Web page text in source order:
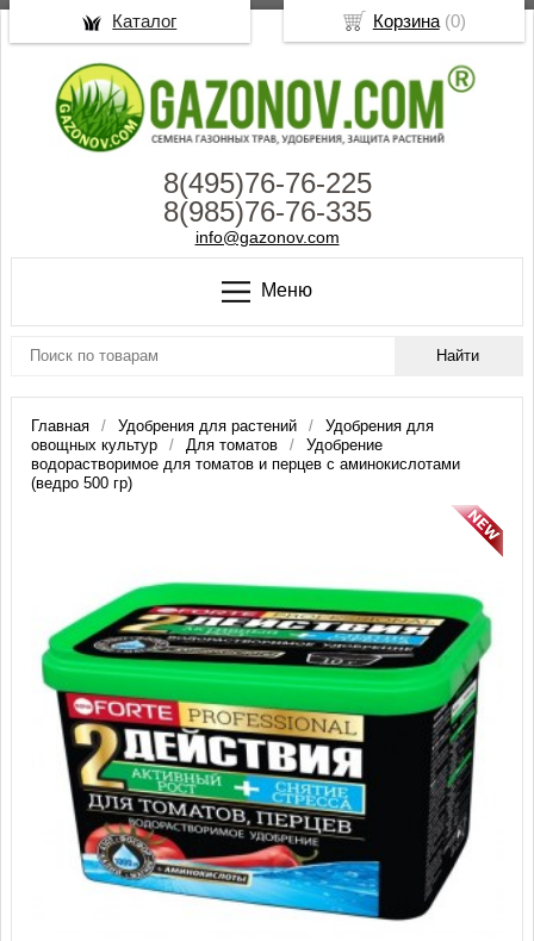
8(495)76-76-225
8(985)76-76-335
info@gazonov.com
Меню
Главная Удобрения для растений
Удобрения для
овощных культур
Для томатов
Удобрение
водорастворимое для томатов и перцев с аминокислотами
(ведро 500 гр)
Удобрение водорастворимое для
томатов и перцев с аминокислотами
Корзина(0)
Каталог